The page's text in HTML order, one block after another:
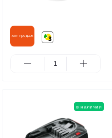
хит продаж
в наличии